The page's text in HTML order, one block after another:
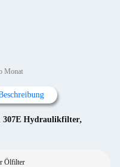
Monat
307E Hydraulikfilter,
Ölfilter